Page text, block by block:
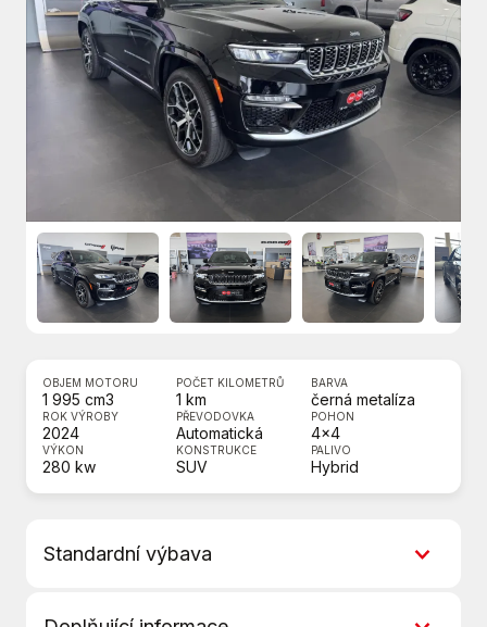
OBJEM MOTORU
1 995 cm3
POČET KILOMETRŮ
1 km
BARVA
černá metalíza
ROK VÝROBY
2024
PŘEVODOVKA
Automatická
POHON
4x4
VÝKON
280 kw
KONSTRUKCE
SUV
PALIVO
Hybrid
Standardní výbava